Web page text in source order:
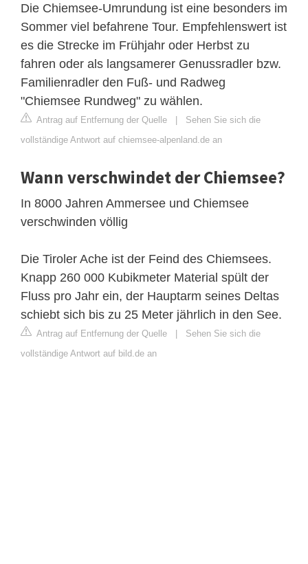
Die Chiemsee-Umrundung ist eine besonders im
Sommer viel befahrene Tour. Empfehlenswert ist
es die Strecke im Frühjahr oder Herbst zu
fahren oder als langsamerer Genussradler bzw.
Familienradler den Fuß- und Radweg
"Chiemsee Rundweg" zu wählen.
Antrag auf Entfernung der Quelle | Sehen Sie sich die
vollständige Antwort auf chiemsee-alpenland.de an
Wann verschwindet der Chiemsee?
In 8000 Jahren Ammersee und Chiemsee
verschwinden völlig
Die Tiroler Ache ist der Feind des Chiemsees.
Knapp 260 000 Kubikmeter Material spült der
Fluss pro Jahr ein, der Hauptarm seines Deltas
schiebt sich bis zu 25 Meter jährlich in den See.
Antrag auf Entfernung der Quelle | Sehen Sie sich die
vollständige Antwort auf bild.de an